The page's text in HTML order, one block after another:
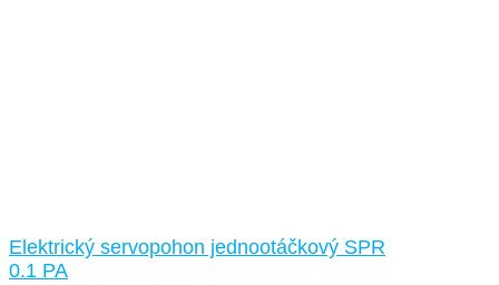
Elektrický servopohon jednootáčkový SPR
0.1 PA